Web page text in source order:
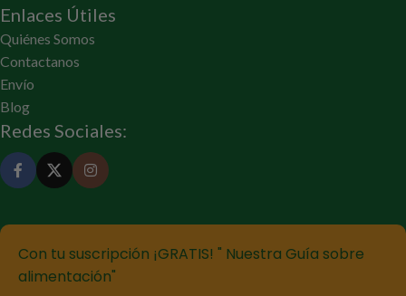
Enlaces Útiles
Quiénes Somos
Contactanos
Envío
Blog
Redes Sociales:
Con tu suscripción ¡GRATIS! " Nuestra Guía sobre
alimentación"